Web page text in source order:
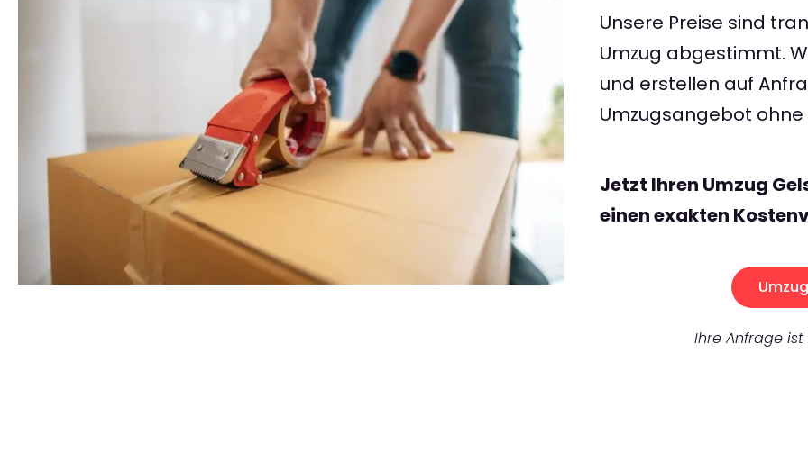
Unsere Preise sind
Umzug abgestimmt.
und erstellen auf
Umzugsangebot
Jetzt Ihren Umzug
einen exakten
Ihre Anfrage ist